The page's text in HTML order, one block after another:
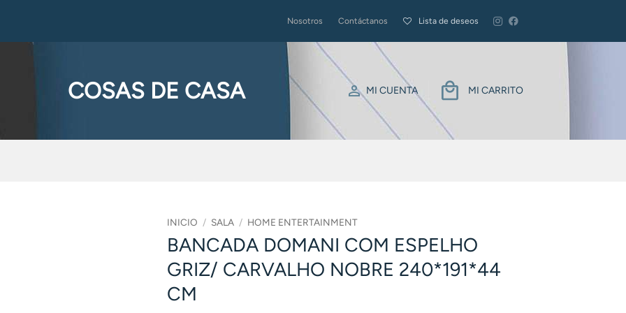
Nosotros Contáctanos Lista de deseos
COSAS DE CASA MI CUENTA MI CARRITO
INICIO / SALA / HOME ENTERTAINMENT
BANCADA DOMANI COM ESPELHO
GRIZ/ CARVALHO NOBRE 240*191*44
CM